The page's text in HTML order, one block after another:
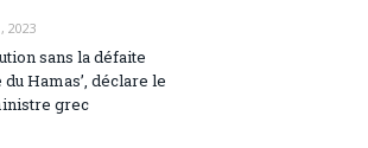
2023
sans la défaite
Hamas’, déclare le
grec